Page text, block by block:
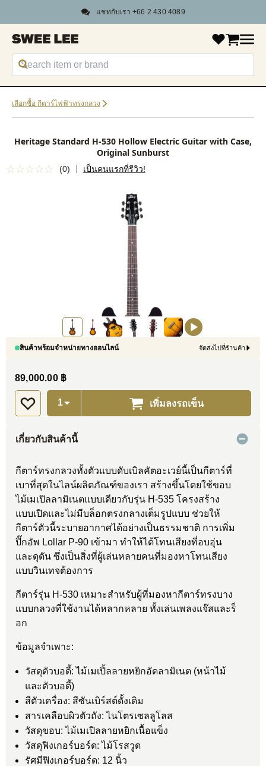
แชทกับเรา +66 2 430 4089
เลือกซื้อ กีตาร์ไฟฟ้าทรงกลวง
Heritage Standard H-530 Hollow Electric Guitar with Case,
Original Sunburst
(0) เป็นคนแรกที่รีวิว!
สินค้าพร้อมจำหน่ายทางออนไลน์ จัดส่งไปที่ร้านค้า
89,000.00 ฿
เพิ่มลงรถเข็น
เกี่ยวกับสินค้านี้
กีตาร์ทรงกลวงทั้งตัวแบบดับเบิลคัตอะเวย์นี้เป็นกีตาร์ที่
เบาที่สุดในไลน์ผลิตภัณฑ์ของเรา สร้างขึ้นโดยใช้ขอบ
ไม้เมเปิลลามิเนตแบบเดียวกับรุ่น H-535 โครงสร้าง
แบบเปิดและไม่มีบล็อกตรงกลางเต็มรูปแบบ ช่วยให้
กีตาร์ตัวนี้ระบายอากาศได้อย่างเป็นธรรมชาติ การเพิ่ม
ปิ๊กอัพ Lollar P-90 เข้ามา ทำให้ได้โทนเสียงที่อบอุ่น
และดุดัน ซึ่งเป็นสิ่งที่ผู้เล่นหลายคนที่มองหาโทนเสียง
แบบวินเทจต้องการ
กีตาร์รุ่น H-530 เหมาะสำหรับผู้ที่มองหากีตาร์ทรงบาง
แบบกลวงที่ใช้งานได้หลากหลาย ทั้งเล่นเพลงแจ๊สและร็
อก
ข้อมูลจำเพาะ:
วัสดุตัวบอดี้: ไม้เมเปิ้ลลายหยิกอัดลามิเนต (หน้าไม้
และตัวบอดี้)
สีตัวเครื่อง: สีซันเบิร์สต์ดั้งเดิม
สารเคลือบผิวตัวถัง: ไนโตรเซลลูโลส
วัสดุขอบ: ไม้เมเปิลลายหยิกเนื้อแข็ง
วัสดุฟิงเกอร์บอร์ด: ไม้โรสวูด
รัศมีฟิงเกอร์บอร์ด: 12 นิ้ว